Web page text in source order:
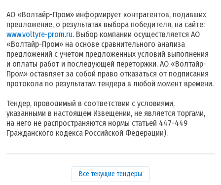
АО «Волтайр-Пром» информирует контрагентов, подавших
предложение, о результатах выбора победителя, на сайте:
www.voltyre-prom.ru. Выбор компании осуществляется АО
«Волтайр-Пром» на основе сравнительного анализа
предложений с учетом предложенных условий выполнения
и оплаты работ и последующей переторжки. АО «Волтайр-
Пром» оставляет за собой право отказаться от подписания
протокола по результатам тендера в любой момент времени.
Тендер, проводимый в соответствии с условиями,
указанными в настоящем Извещении, не является торгами,
на него не распространяются нормы статьей 447-449
Гражданского кодекса Российской Федерации).
Все текущие тендеры